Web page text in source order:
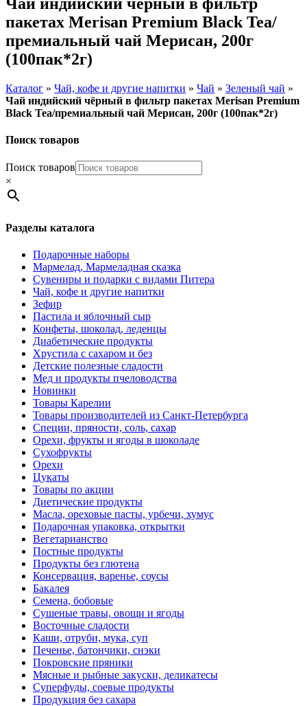
пакетах Merisan Premium Black Tea/
премиальный чай Мерисан, 200г
(100пак*2г)
Каталог » Чай, кофе и другие напитки » Чай » Зеленый чай »
Чай индийский чёрный в фильтр пакетах Merisan Premium
Black Tea/премиальный чай Мерисан, 200г (100пак*2г)
Поиск товаров
Поиск товаров
×
Разделы каталога
Подарочные наборы
Мармелад, Мармеладная сказка
Сувениры и подарки с видами Питера
Чай, кофе и другие напитки
Зефир
Пастила и яблочный сыр
Конфеты, шоколад, леденцы
Диабетические продукты
Хрустила с сахаром и без
Детские полезные сладости
Мед и продукты пчеловодства
Новинки
Товары Карелии
Товары производителей из Санкт-Петербурга
Специи, пряности, соль, сахар
Орехи, фрукты и ягоды в шоколаде
Сухофрукты
Орехи
Цукаты
Товары по акции
Диетические продукты
Масла, ореховые пасты, урбечи, хумус
Подарочная упаковка, открытки
Вегетарианство
Постные продукты
Продукты без глютена
Консервация, варенье, соусы
Бакалея
Семена, бобовые
Сушеные травы, овощи и ягоды
Восточные сладости
Каши, отруби, мука, суп
Печенье, батончики, снэки
Покровские пряники
Мясные и рыбные закуски, деликатесы
Суперфуды, соевые продукты
Продукция без сахара